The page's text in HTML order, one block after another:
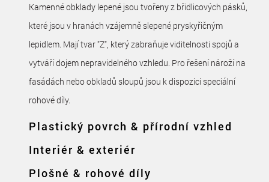
Kamenné obklady lepené jsou tvořeny z břidlicových pásků,
které jsou v hranách vzájemně slepené pryskyřičným
lepidlem. Mají tvar "Z", který zabraňuje viditelnosti spojů a
vytváří dojem nepravidelného vzhledu. Pro řešení nároží na
fasádách nebo obkladů sloupů jsou k dispozici speciální
rohové díly.
Plastický povrch & přírodní vzhled
Interiér & exteriér
Plošné & rohové díly